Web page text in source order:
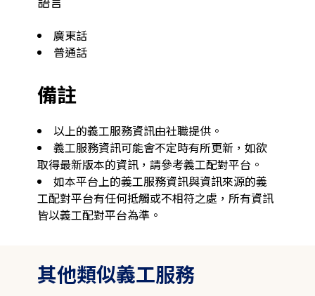
廣東話
普通話
備註
以上的義工服務資訊由社職提供。
義工服務資訊可能會不定時有所更新，如欲
取得最新版本的資訊，請參考義工配對平台。
如本平台上的義工服務資訊與資訊來源的義
工配對平台有任何抵觸或不相符之處，所有資訊
皆以義工配對平台為準。
其他類似義工服務